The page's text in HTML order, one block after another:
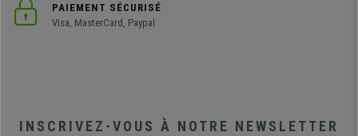
PAIEMENT SÉCURISÉ
Visa, MasterCard, Paypal
INSCRIVEZ-VOUS À NOTRE NEWSLETTER